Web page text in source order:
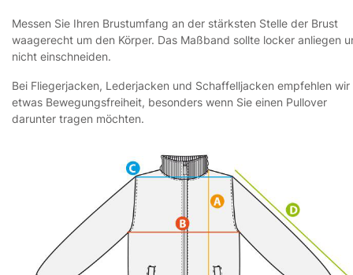
Messen Sie Ihren Brustumfang an der stärksten Stelle der Brust
waagerecht um den Körper. Das Maßband sollte locker anliegen
nicht einschneiden.
Bei Fliegerjacken, Lederjacken und Schaffelljacken empfehlen wir
etwas Bewegungsfreiheit, besonders wenn Sie einen Pullover
darunter tragen möchten.